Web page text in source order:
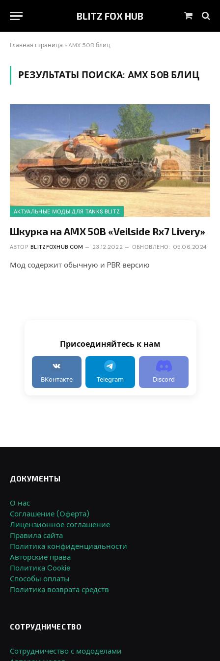
BLITZ FOX HUB Корзина
Главная страница »AMX 50B блиц
РЕЗУЛЬТАТЫ ПОИСКА: AMX 50B БЛИЦ
АКТУАЛЬНЫЕ МОДЫ ДЛЯ TANKS BLITZ
Шкурка на AMX 50B «Veilside Rx7 Livery»
АВТОР BLITZFOXHUB.COM 23.12.2022 ОБНОВЛЕНО: 05.06.2024
Мод содержит обычную и PBR версию
Присоединяйтесь к нам
ВКонтакте Telegram Discord
ДОКУМЕНТЫ
О нас
Соглашение (Оферта)
Лицензионное соглашение
Правила сайта
Политика конфиденциальности
Авторские права
Политика Cookie
Способы оплаты
Политика возврата средств
СОТРУДНИЧЕСТВО
Сотрудничество с мододелами